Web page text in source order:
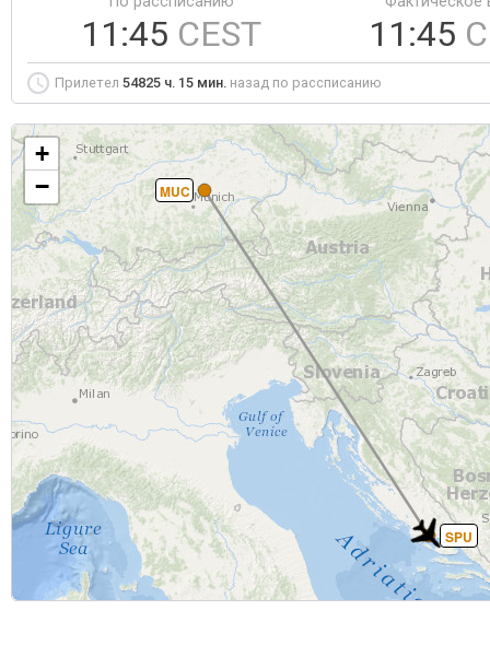
11:45 CEST 11:45
Прилетел 54825 ч. 15 мин. назад по рассписанию
MUC
SPU
+
−